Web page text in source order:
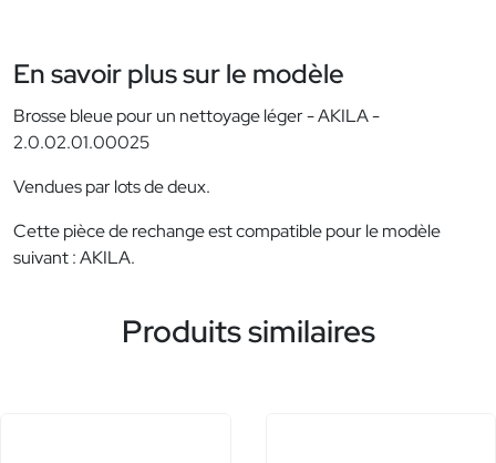
En savoir plus sur le modèle
Brosse bleue pour un nettoyage léger - AKILA -
2.0.02.01.00025
Vendues par lots de deux.
Cette pièce de rechange est compatible pour le modèle
suivant : AKILA.
Produits similaires